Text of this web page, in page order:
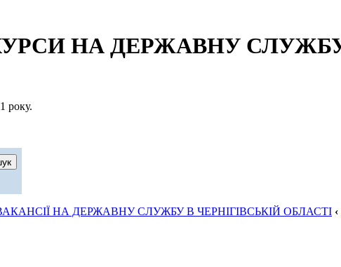
НА ДЕРЖАВНУ СЛУЖБУ
року.
НА ДЕРЖАВНУ СЛУЖБУ В ЧЕРНІГІВСЬКІЙ ОБЛАСТІ ‹